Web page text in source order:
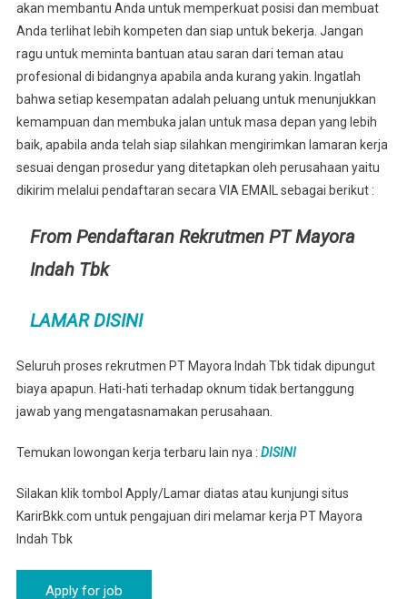
akan membantu Anda untuk memperkuat posisi dan membuat
Anda terlihat lebih kompeten dan siap untuk bekerja. Jangan
ragu untuk meminta bantuan atau saran dari teman atau
profesional di bidangnya apabila anda kurang yakin. Ingatlah
bahwa setiap kesempatan adalah peluang untuk menunjukkan
kemampuan dan membuka jalan untuk masa depan yang lebih
baik, apabila anda telah siap silahkan mengirimkan lamaran kerja
sesuai dengan prosedur yang ditetapkan oleh perusahaan yaitu
dikirim melalui pendaftaran secara VIA EMAIL sebagai berikut :
From Pendaftaran Rekrutmen PT Mayora
Indah Tbk
LAMAR DISINI
Seluruh proses rekrutmen PT Mayora Indah Tbk tidak dipungut
biaya apapun. Hati-hati terhadap oknum tidak bertanggung
jawab yang mengatasnamakan perusahaan.
Temukan lowongan kerja terbaru lain nya : DISINI
Silakan klik tombol Apply/Lamar diatas atau kunjungi situs
KarirBkk.com untuk pengajuan diri melamar kerja PT Mayora
Indah Tbk